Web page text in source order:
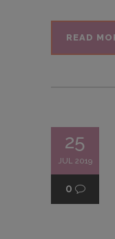
READ
25
JUL 2019
0